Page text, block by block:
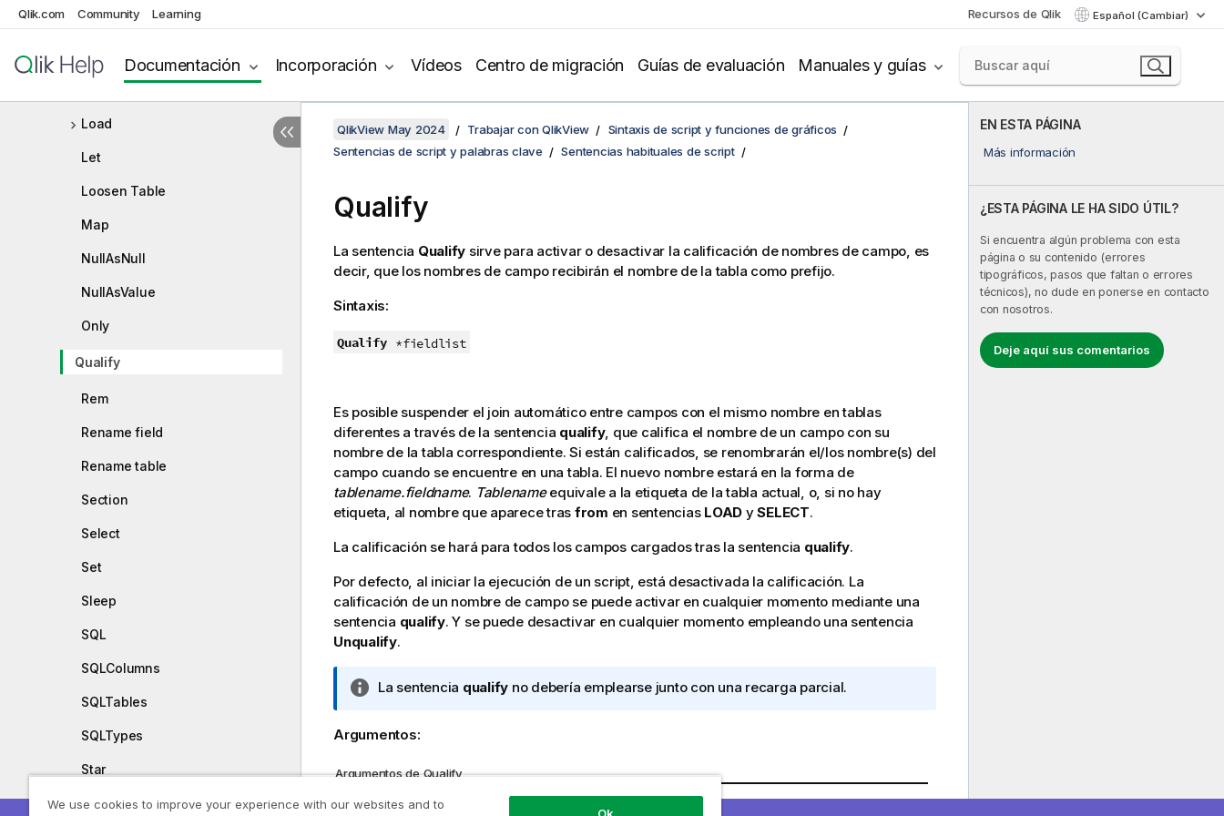
Qlik.com Community Learning Recursos de Qlik Español (Cambiar)
Documentación Incorporación Vídeos Centro de migración Guías de evaluación Manuales y guías
Drop table
Execute
Load
Let
Loosen Table
Map
NullAsNull
NullAsValue
Only
Qualify
Rem
Rename field
Rename table
Section
Select
Set
Sleep
SQL
SQLColumns
SQLTables
SQLTypes
Star
Store
EN ESTA PÁGINA
Más información
¿ESTA PÁGINA LE HA SIDO ÚTIL?
Si encuentra algún problema con esta
página o su contenido (errores
tipográficos, pasos que faltan o errores
técnicos), no dude en ponerse en contacto
con nosotros.
Deje aquí sus comentarios
QlikView May 2024 Trabajar con QlikView
Sintaxis de script y funciones de gráficos
Sentencias de script y palabras clave
Sentencias habituales de script
Qualify
La sentencia Qualify sirve para activar o desactivar la calificación de nombres de campo, es
decir, que los nombres de campo recibirán el nombre de la tabla como prefijo.
Sintaxis:
Qualify *fieldlist
Es posible suspender el join automático entre campos con el mismo nombre en tablas
diferentes a través de la sentencia qualify, que califica el nombre de un campo con su
nombre de la tabla correspondiente. Si están calificados, se renombrarán el/los nombre(s) del
campo cuando se encuentre en una tabla. El nuevo nombre estará en la forma de
tablename.fieldname. Tablenameequivale a la etiqueta de la tabla actual, o, si no hay
etiqueta, al nombre que aparece tras from en sentencias LOAD ySELECT.
La calificación se hará para todos los campos cargados tras la sentencia qualify.
Por defecto, al iniciar la ejecución de un script, está desactivada la calificación. La
calificación de un nombre de campo se puede activar en cualquier momento mediante una
sentencia qualify. Y se puede desactivar en cualquier momento empleando una sentencia
Unqualify.
N
f
La sentencia qualify no debería emplearse junto con una recarga parcial.
Argumentos:
Argumentos de Qualify
Argumento Descripción
We use cookies to improve your experience with our websites and to